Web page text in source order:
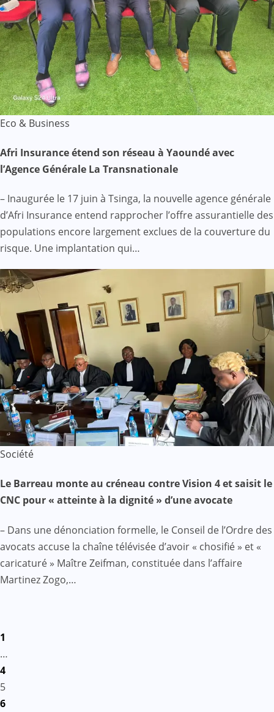
Eco & Business
Afri Insurance étend son réseau à Yaoundé avec
l’Agence Générale La Transnationale
– Inaugurée le 17 juin à Tsinga, la nouvelle agence générale
d’Afri Insurance entend rapprocher l’offre assurantielle des
populations encore largement exclues de la couverture du
risque. Une implantation qui…
Société
Le Barreau monte au créneau contre Vision 4 et saisit le
CNC pour « atteinte à la dignité » d’une avocate
– Dans une dénonciation formelle, le Conseil de l’Ordre des
avocats accuse la chaîne télévisée d’avoir « chosifié » et «
caricaturé » Maître Zeifman, constituée dans l’affaire
Martinez Zogo,…
publications
1
…
4
5
6